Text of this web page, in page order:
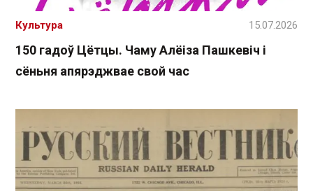
150 гадоў Цётцы. Чаму Алёіза Пашкевіч і
сёньня апярэджвае свой час
Культура 15.07.2026